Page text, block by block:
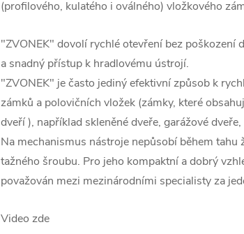
(profilového, kulatého i oválného) vložkového
"ZVONEK" dovolí rychlé otevření bez
a snadný přístup k hradlovému ústrojí.
"ZVONEK" je často jediný efektivní způsob k
zámků a polovičních vložek (zámky, které
dveří ), například skleněné dveře, garážové
Na mechanismus nástroje nepůsobí během
tažného šroubu. Pro jeho kompaktní a dobrý
považován mezi mezinárodními specialisty za
Video zde